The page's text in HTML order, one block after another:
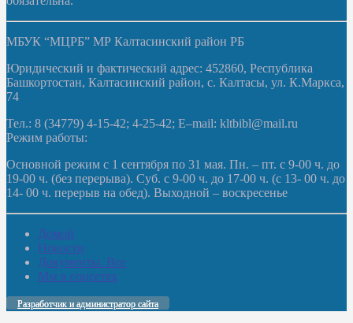
МБУК “МЦРБ” МР Калтасинский район РБ
Юридический и фактический адрес: 452860, Республика
Башкортостан, Калтасинский район, с. Калтасы, ул. К.Маркса,
74
Тел.: 8 (34779) 4-15-42; 4-25-42; E–mail: kltbibl@mail.ru
Режим работы:
Основной режим с 1 сентября по 31 мая. Пн. – пт. с 9-00 ч. до
19-00 ч. (без перерыва). Суб. с 9-00 ч. до 17-00 ч. (с 13- 00 ч. до
14- 00 ч. перерыв на обед). Выходной – воскресенье
Домой
Новости
Документы. Все
Мы в соцсетях
Разработчик и администратор сайта